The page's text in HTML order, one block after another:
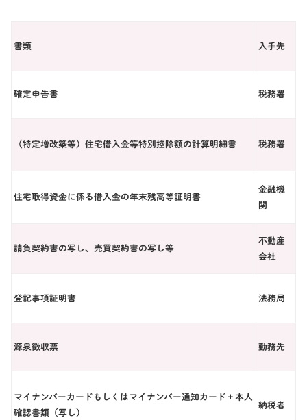
書類 入手先
確定申告書 税務署
（特定増改築等）住宅借入金等特別控除額の計算明細書 税務署
住宅取得資金に係る借入金の年末残高等証明書
金融機
関
請負契約書の写し、売買契約書の写し等
不動産
会社
登記事項証明書 法務局
源泉徴収票 勤務先
マイナンバーカードもしくはマイナンバー通知カード＋本人
確認書類（写し）
納税者